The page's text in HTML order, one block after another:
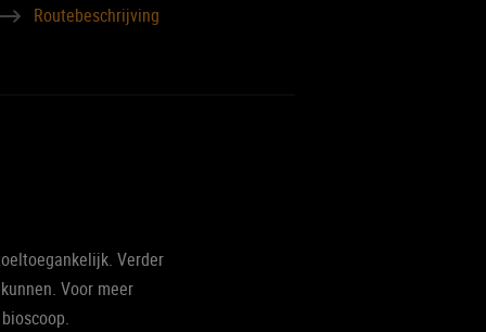
Routebeschrijving
Verder
Voor meer